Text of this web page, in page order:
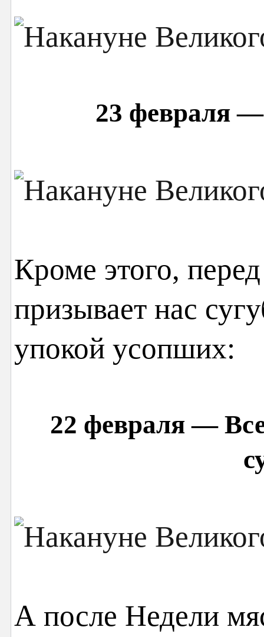
23 февраля
Кроме этого,
призывает нас
упокой усопших:
22 февраля —
А после Недели